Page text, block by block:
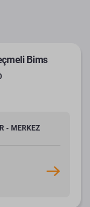
Bims
- MERKEZ